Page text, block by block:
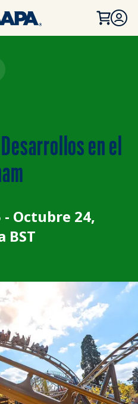
en el
Octubre 24,
BST